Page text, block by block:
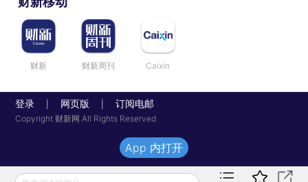
财新 财新周刊 Caixin
登录 网页版 订阅电邮
Copyright 财新网 All Rights Reserved
App 内打开